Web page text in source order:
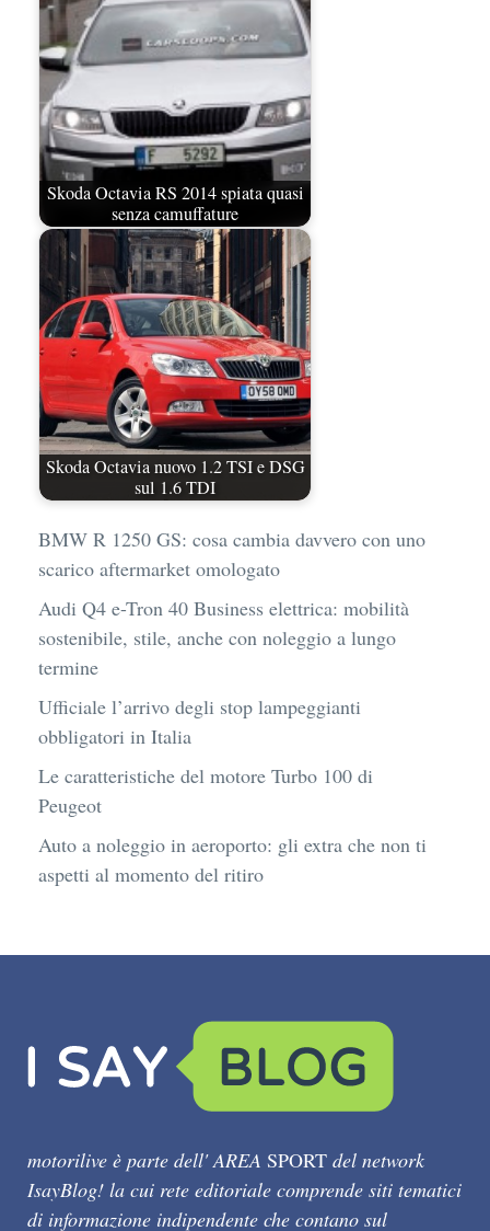
Skoda Octavia RS 2014 spiata quasi
senza camuffature
Skoda Octavia nuovo 1.2 TSI e DSG
sul 1.6 TDI
BMW R 1250 GS: cosa cambia davvero con uno
scarico aftermarket omologato
Audi Q4 e-Tron 40 Business elettrica: mobilità
sostenibile, stile, anche con noleggio a lungo
termine
Ufficiale l’arrivo degli stop lampeggianti
obbligatori in Italia
Le caratteristiche del motore Turbo 100 di
Peugeot
Auto a noleggio in aeroporto: gli extra che non ti
aspetti al momento del ritiro
motorilive è parte dell' AREA SPORT del network
IsayBlog! la cui rete editoriale comprende siti tematici
di informazione indipendente che contano sul